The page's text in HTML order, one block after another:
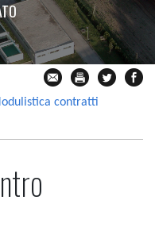
contratti